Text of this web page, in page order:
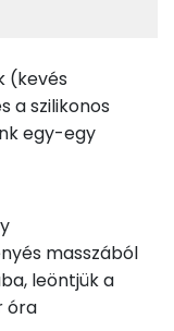
24 kcal
4 kcal
(kevés
a szilikonos
egy-egy
masszából
leöntjük a
óra